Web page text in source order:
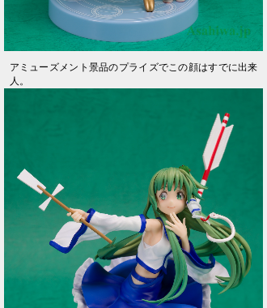
アミューズメント景品のプライズでこの顔はすでに出来
人。